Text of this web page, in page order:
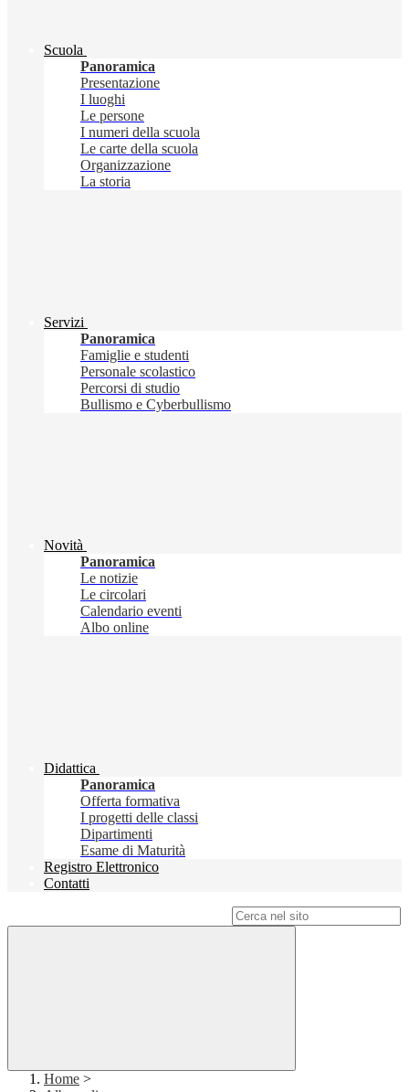
Scuola
Panoramica
Presentazione
I luoghi
Le persone
I numeri della scuola
Le carte della scuola
Organizzazione
La storia
Servizi
Panoramica
Famiglie e studenti
Personale scolastico
Percorsi di studio
Bullismo e Cyberbullismo
Novità
Panoramica
Le notizie
Le circolari
Calendario eventi
Albo online
Didattica
Panoramica
Offerta formativa
I progetti delle classi
Dipartimenti
Esame di Maturità
Registro Elettronico
Contatti
Home >